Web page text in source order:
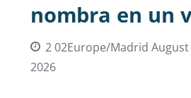
nombra en un
2 02Europe/Madrid
2026